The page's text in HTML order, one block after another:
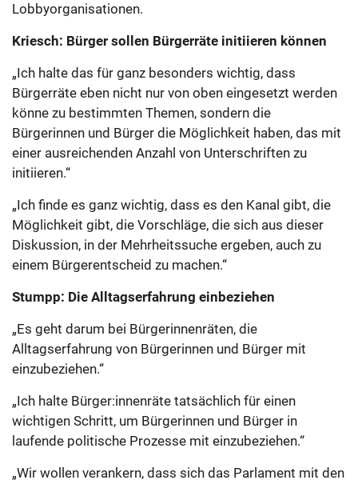
Lobbyorganisationen.
Kriesch: Bürger sollen Bürgerräte initiieren können
„Ich halte das für ganz besonders wichtig, dass
Bürgerräte eben nicht nur von oben eingesetzt werden
könne zu bestimmten Themen, sondern die
Bürgerinnen und Bürger die Möglichkeit haben, das mit
einer ausreichenden Anzahl von Unterschriften zu
initiieren.“
„Ich finde es ganz wichtig, dass es den Kanal gibt, die
Möglichkeit gibt, die Vorschläge, die sich aus dieser
Diskussion, in der Mehrheitssuche ergeben, auch zu
einem Bürgerentscheid zu machen.“
Stumpp: Die Alltagserfahrung einbeziehen
„Es geht darum bei Bürgerinnenräten, die
Alltagserfahrung von Bürgerinnen und Bürger mit
einzubeziehen.“
„Ich halte Bürger:innenräte tatsächlich für einen
wichtigen Schritt, um Bürgerinnen und Bürger in
laufende politische Prozesse mit einzubeziehen.“
„Wir wollen verankern, dass sich das Parlament mit den